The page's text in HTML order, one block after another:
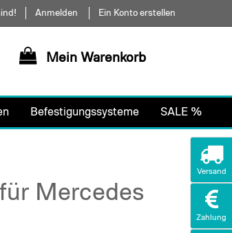
Anmelden Ein Konto erstellen
Mein Warenkorb
Befestigungssysteme SALE %
Mercedes
Versand
Zahlung